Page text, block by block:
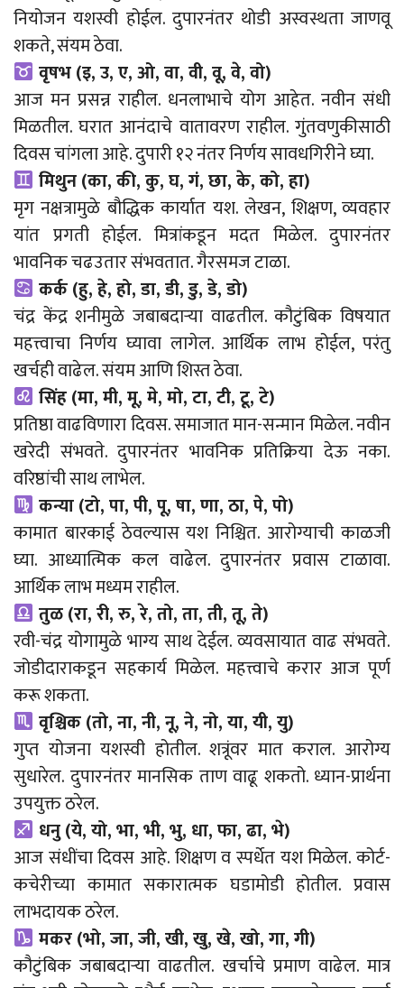
नियोजन यशस्वी होईल. दुपारनंतर थोडी अस्वस्थता जाणवू
शकते, संयम ठेवा.
वृषभ (इ, उ, ए, ओ, वा, वी, वू, वे, वो)
आज मन प्रसन्न राहील. धनलाभाचे योग आहेत. नवीन संधी
मिळतील. घरात आनंदाचे वातावरण राहील. गुंतवणुकीसाठी
दिवस चांगला आहे. दुपारी १२ नंतर निर्णय सावधगिरीने घ्या.
मिथुन (का, की, कु, घ, गं, छा, के, को, हा)
मृग नक्षत्रामुळे बौद्धिक कार्यात यश. लेखन, शिक्षण, व्यवहार
यांत प्रगती होईल. मित्रांकडून मदत मिळेल. दुपारनंतर
भावनिक चढउतार संभवतात. गैरसमज टाळा.
कर्क (हु, हे, हो, डा, डी, डु, डे, डो)
चंद्र केंद्र शनीमुळे जबाबदाऱ्या वाढतील. कौटुंबिक विषयात
महत्त्वाचा निर्णय घ्यावा लागेल. आर्थिक लाभ होईल, परंतु
खर्चही वाढेल. संयम आणि शिस्त ठेवा.
सिंह (मा, मी, मू, मे, मो, टा, टी, टू, टे)
प्रतिष्ठा वाढविणारा दिवस. समाजात मान-सन्मान मिळेल. नवीन
खरेदी संभवते. दुपारनंतर भावनिक प्रतिक्रिया देऊ नका.
वरिष्ठांची साथ लाभेल.
कन्या (टो, पा, पी, पू, षा, णा, ठा, पे, पो)
कामात बारकाई ठेवल्यास यश निश्चित. आरोग्याची काळजी
घ्या. आध्यात्मिक कल वाढेल. दुपारनंतर प्रवास टाळावा.
आर्थिक लाभ मध्यम राहील.
तुळ (रा, री, रु, रे, तो, ता, ती, तू, ते)
रवी-चंद्र योगामुळे भाग्य साथ देईल. व्यवसायात वाढ संभवते.
जोडीदाराकडून सहकार्य मिळेल. महत्त्वाचे करार आज पूर्ण
करू शकता.
वृश्चिक (तो, ना, नी, नू, ने, नो, या, यी, यु)
गुप्त योजना यशस्वी होतील. शत्रूंवर मात कराल. आरोग्य
सुधारेल. दुपारनंतर मानसिक ताण वाढू शकतो. ध्यान-प्रार्थना
उपयुक्त ठरेल.
धनु (ये, यो, भा, भी, भु, धा, फा, ढा, भे)
आज संधींचा दिवस आहे. शिक्षण व स्पर्धेत यश मिळेल. कोर्ट-
कचेरीच्या कामात सकारात्मक घडामोडी होतील. प्रवास
लाभदायक ठरेल.
मकर (भो, जा, जी, खी, खु, खे, खो, गा, गी)
कौटुंबिक जबाबदाऱ्या वाढतील. खर्चाचे प्रमाण वाढेल. मात्र